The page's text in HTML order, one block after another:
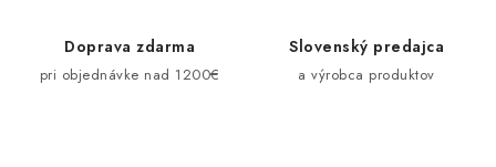
Doprava zdarma
pri objednávke nad 1200€
Slovenský predajca
a výrobca produktov